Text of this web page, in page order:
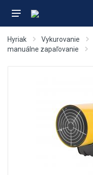
Hyriak Vykurovanie
manuálne zapaľovanie